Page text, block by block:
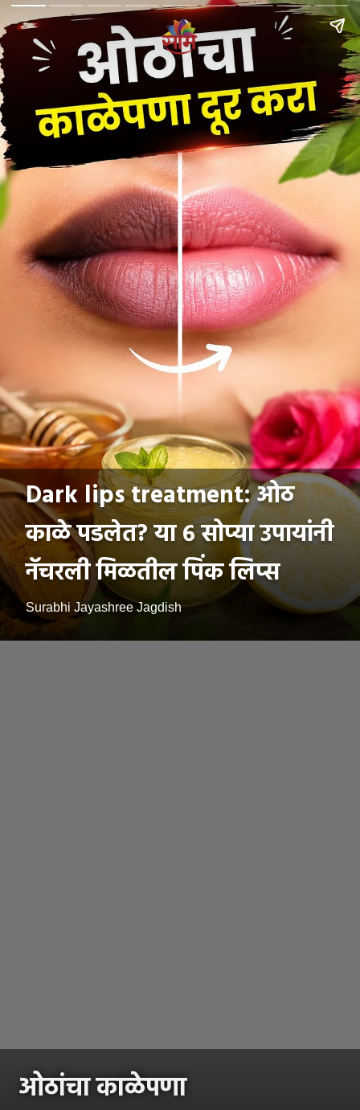
Dark lips treatment: ओठ
काळे पडलेत? या ६ सोप्या उपायांनी
नॅचरली मिळतील पिंक लिप्स
Surabhi Jayashree Jagdish
ओठांचा काळेपणा